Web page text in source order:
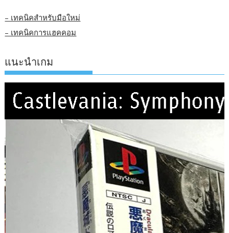
– เทคนิคสำหรับมือใหม่
– เทคนิคการแฮคคอม
แนะนำเกม